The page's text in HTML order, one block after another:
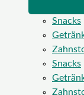
Snacks
Snacks